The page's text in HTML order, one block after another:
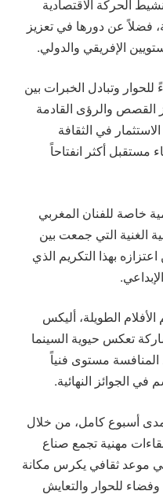
الحركة الاقتصادية
فضلاً عن دورها في تعزيز
الإفريقي والدولي.
وتبادل الخبرات بين
القصص والرؤى القادمة
في الثقافة
مستقبل أكثر انفتاحاً
خاصة للفنان المغربي
الغنية التي جمعت بين
بهذا التكريم الذي
الطويلة، أليكس
تعكس حيوية السينما
المنافسة مستوى فنياً
الجوائز النهائية.
أسبوع كامل، من خلال
مهنية تجمع صناع
في موعد ثقافي يكرس مكانة
للحوار والتعايش